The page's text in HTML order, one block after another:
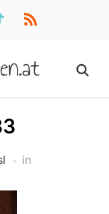
rss
in